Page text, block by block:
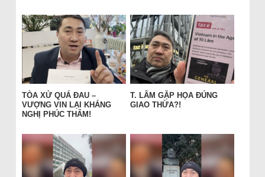
TÒA XỬ QUÁ ĐAU –
VƯỢNG VIN LẠI KHÁNG
NGHỊ PHÚC THẨM!
T. LÂM GẶP HỌA ĐÚNG
GIAO THỪA?!